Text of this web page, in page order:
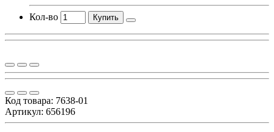
Кол-во Купить
Код товара: 7638-01
Артикул: 656196